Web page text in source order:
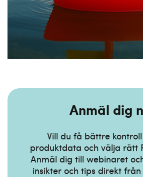
Anmäl dig
Vill du få bättre
produktdata och välja rätt
Anmäl dig till webinaret
insikter och tips direkt